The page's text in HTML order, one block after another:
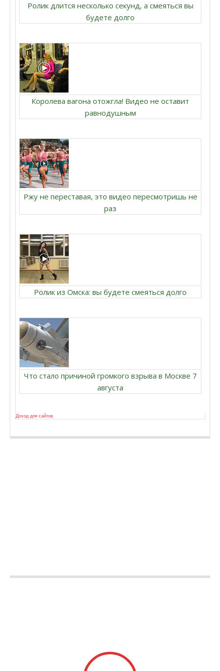
Ролик длится несколько секунд, а смеяться вы
будете долго
Королева вагона отожгла! Видео не оставит
равнодушным
Ржу не переставая, это видео пересмотришь не
раз
Ролик из Омска: вы будете смеяться долго
Что стало причиной громкого взрыва в Москве 7
августа
Доход для сайтов